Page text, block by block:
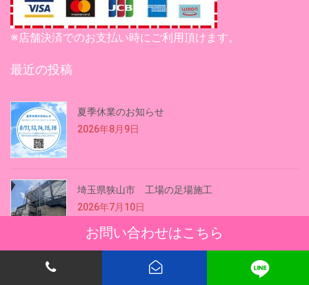
※店舗決済でのお支払い時にご利用頂けます。
最近の投稿
夏季休業のお知らせ
2026年8月9日
埼玉県狭山市 工場の足場施工
2026年7月10日
東京都港区 狭小地の足場工事
お問い合わせはこちら